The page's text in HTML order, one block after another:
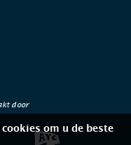
door
om u de beste